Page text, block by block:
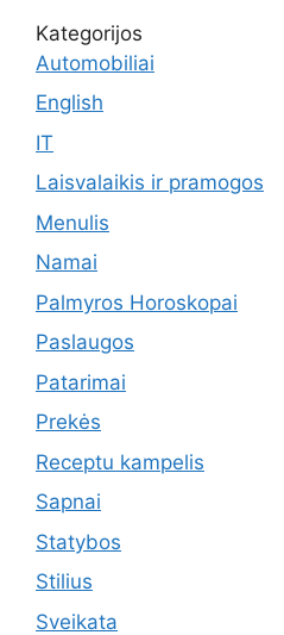
Kategorijos
Automobiliai
English
IT
Laisvalaikis ir pramogos
Menulis
Namai
Palmyros Horoskopai
Paslaugos
Patarimai
Prekės
Receptu kampelis
Sapnai
Statybos
Stilius
Sveikata